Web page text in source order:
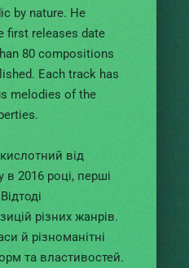
by nature. He
first releases date
80 compositions
Each track has
melodies of the
від
2016 році, перші
різних жанрів.
й різноманітні
та властивостей.